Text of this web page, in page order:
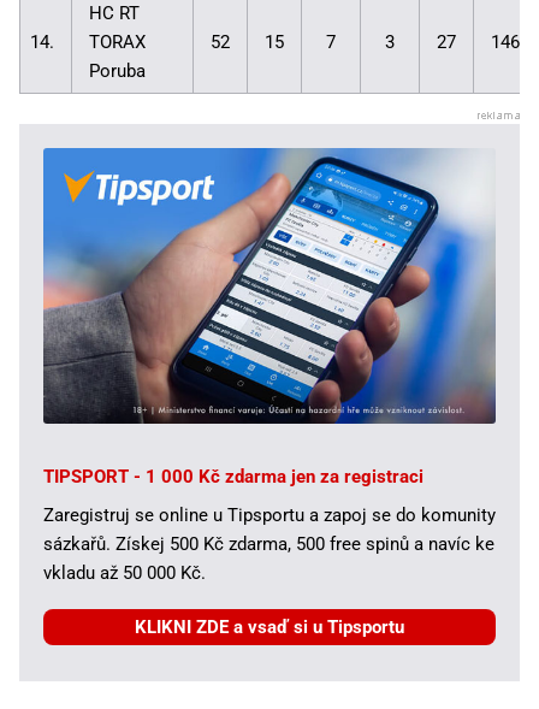
14.
HC RT
TORAX
Poruba
52 15 7 3 27
TIPSPORT - 1 000 Kč zdarma jen za registraci
Zaregistruj se online u Tipsportu a zapoj se do komunity
sázkařů. Získej 500 Kč zdarma, 500 free spinů a navíc ke
vkladu až 50 000 Kč.
KLIKNI ZDE a vsaď si u Tipsportu